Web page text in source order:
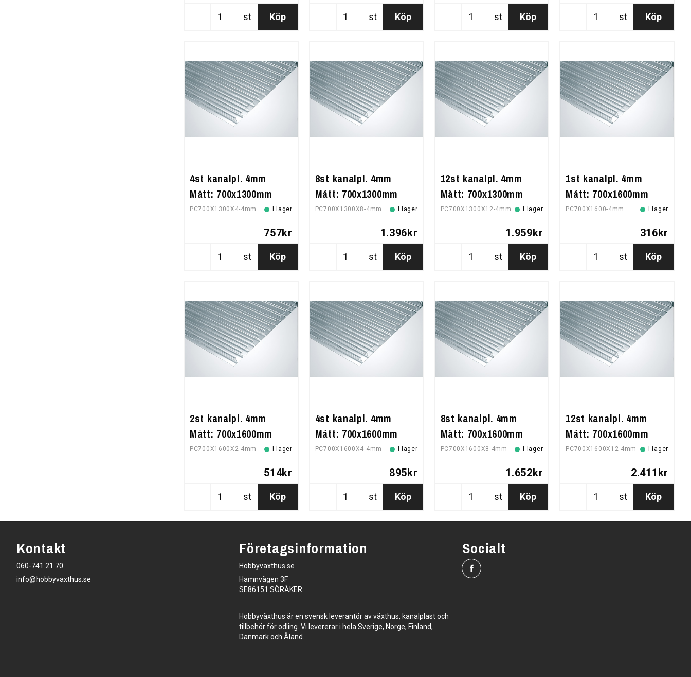
st Köp st Köp st Köp st Köp
4st kanalpl. 4mm
Mått: 700x1300mm
PC700X1300X4-4mm I lager
757kr
st Köp
8st kanalpl. 4mm
Mått: 700x1300mm
PC700X1300X8-4mm I lager
1.396kr
st Köp
12st kanalpl. 4mm
Mått: 700x1300mm
PC700X1300X12-4mm I lager
1.959kr
st Köp
1st kanalpl. 4mm
Mått: 700x1600mm
PC700X1600-4mm I lager
316kr
st Köp
2st kanalpl. 4mm
Mått: 700x1600mm
PC700X1600X2-4mm I lager
514kr
st Köp
4st kanalpl. 4mm
Mått: 700x1600mm
PC700X1600X4-4mm I lager
895kr
st Köp
8st kanalpl. 4mm
Mått: 700x1600mm
PC700X1600X8-4mm I lager
1.652kr
st Köp
12st kanalpl. 4mm
Mått: 700x1600mm
PC700X1600X12-4mm I lager
2.411kr
st Köp
Kontakt
060-741 21 70
info@hobbyvaxthus.se
Företagsinformation
Hobbyvaxthus.se
Hamnvägen 3F
SE86151 SÖRÅKER
Hobbyväxthus är en svensk leverantör av växthus, kanalplast och
tillbehör för odling. Vi levererar i hela Sverige, Norge, Finland,
Danmark och Åland.
Socialt